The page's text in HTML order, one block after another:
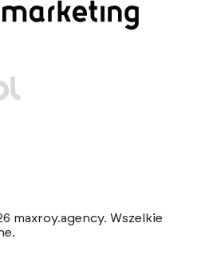
maxroy.agency. Wszelkie